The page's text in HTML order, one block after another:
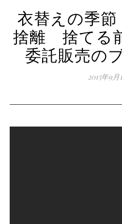
衣替えの季
捨離 捨てる
委託販売の
2015年9月